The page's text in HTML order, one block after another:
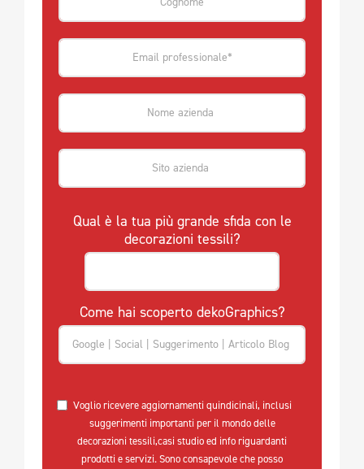
Qual è la tua più grande sfida con le
decorazioni tessili?
Come hai scoperto dekoGraphics?
Voglio ricevere aggiornamenti quindicinali, inclusi
suggerimenti importanti per il mondo delle
decorazioni tessili,casi studio ed info riguardanti
prodotti e servizi. Sono consapevole che posso